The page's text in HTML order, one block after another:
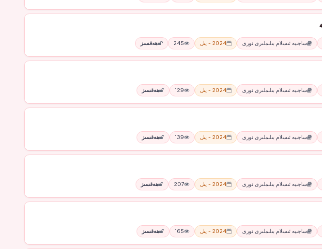
ساجىيە ئىسلام بىلىملىرى تورى 2024 - يىل 245 ھەقسىز
ساجىيە ئىسلام بىلىملىرى تورى 2024 - يىل 129 ھەقسىز
ساجىيە ئىسلام بىلىملىرى تورى 2024 - يىل 139 ھەقسىز
ساجىيە ئىسلام بىلىملىرى تورى 2024 - يىل 207 ھەقسىز
ساجىيە ئىسلام بىلىملىرى تورى 2024 - يىل 165 ھەقسىز